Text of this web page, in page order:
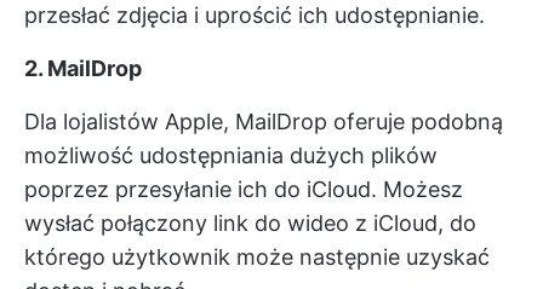
przesłać zdjęcia i uprościć ich udostępnianie.
2. MailDrop
Dla lojalistów Apple, MailDrop oferuje podobną
możliwość udostępniania dużych plików
poprzez przesyłanie ich do iCloud. Możesz
wysłać połączony link do wideo z iCloud, do
którego użytkownik może następnie uzyskać